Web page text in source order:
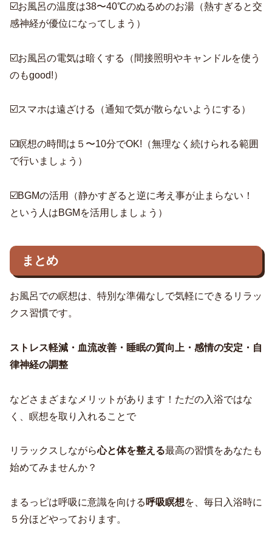
☑️お風呂の温度は38〜40℃のぬるめのお湯（熱すぎると交
感神経が優位になってしまう）
☑️お風呂の電気は暗くする（間接照明やキャンドルを使う
のもgood!）
☑️スマホは遠ざける（通知で気が散らないようにする）
☑️瞑想の時間は５〜10分でOK!（無理なく続けられる範囲
で行いましょう）
☑️BGMの活用（静かすぎると逆に考え事が止まらない！
という人はBGMを活用しましょう）
まとめ
お風呂での瞑想は、特別な準備なしで気軽にできるリラッ
クス習慣です。
ストレス軽減・血流改善・睡眠の質向上・感情の安定・自
律神経の調整
などさまざまなメリットがあります！ただの入浴ではな
く、瞑想を取り入れることで
リラックスしながら心と体を整える最高の習慣をあなたも
始めてみませんか？
まるっピは呼吸に意識を向ける 呼吸瞑想を、毎日入浴時に
５分ほどやっております。